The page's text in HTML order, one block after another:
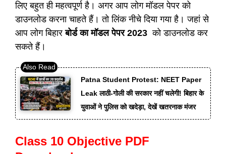
लिए बहुत ही महत्वपूर्ण है। अगर आप लोग मॉडल पेपर को
डाउनलोड करना चाहते हैं। तो लिंक नीचे दिया गया है। जहां से
आप लोग बिहारबोर्ड का मॉडल पेपर 2023 को डाउनलोड कर
सकते हैं।
Patna Student Protest: NEET Paper
Leak लाठी-गोली की सरकार नहीं चलेगी! बिहार के
युवाओं ने पुलिस को खदेड़ा, देखें खतरनाक मंजर
Class 10 Objective PDF